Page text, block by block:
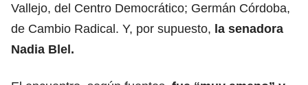
Vallejo, del Centro Democrático; Germán Córdoba,
de Cambio Radical. Y, por supuesto, la senadora
Nadia Blel.